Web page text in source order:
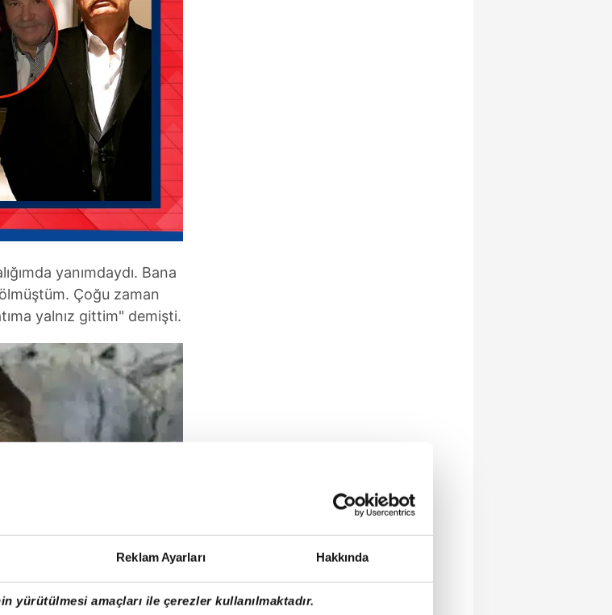
Reklam Ayarları Hakkında
yürütülmesi amaçları ile çerezler kullanılmaktadır.
yanımdaydı. Bana
Çoğu zaman
yalnız gittim" demişti.